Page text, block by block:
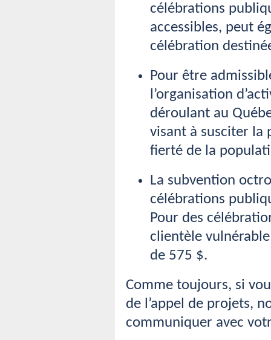
célébrations
accessibles, peut
célébration
Pour être
l’organisation
déroulant au
visant à susciter
fierté de la
La subvention
célébrations
Pour des
clientèle
de 575 $.
Comme toujours, si
de l’appel de projets,
communiquer avec